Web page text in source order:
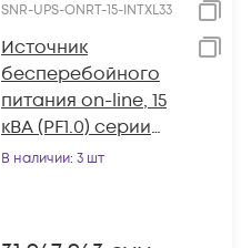
SNR-UPS-ONRT-15-INTXL33
Источник
бесперебойного
питания on-line, 15
кВА (PF1.0) серии
Intelligent
В наличии: 3 шт